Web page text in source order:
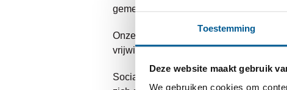
Toestemming
Deze website maakt gebruik
We gebruiken cookies om
gemeenten en
Onze dienstverlening richt zich op
vrijwilligers.
Sociaal Werkers verbinden mensen en